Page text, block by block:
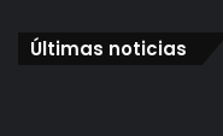
Últimas noticias